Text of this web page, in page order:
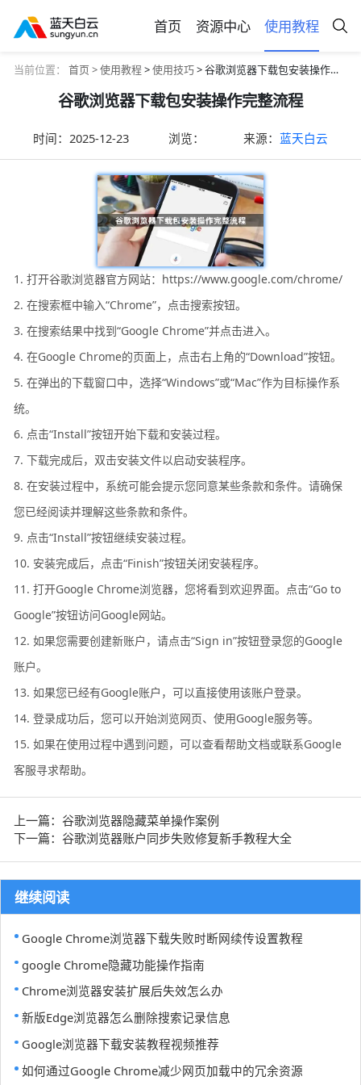
首页 资源中心 使用教程
当前位置： 首页 >使用教程>使用技巧> 谷歌浏览器下载包安装操作完整流程
谷歌浏览器下载包安装操作完整流程
时间：2025-12-23 浏览： 来源： 蓝天白云
1. 打开谷歌浏览器官方网站：https://www.google.com/chrome/
2. 在搜索框中输入“Chrome”，点击搜索按钮。
3. 在搜索结果中找到“Google Chrome”并点击进入。
4. 在Google Chrome的页面上，点击右上角的“Download”按钮。
5. 在弹出的下载窗口中，选择“Windows”或“Mac”作为目标操作系
统。
6. 点击“Install”按钮开始下载和安装过程。
7. 下载完成后，双击安装文件以启动安装程序。
8. 在安装过程中，系统可能会提示您同意某些条款和条件。请确保
您已经阅读并理解这些条款和条件。
9. 点击“Install”按钮继续安装过程。
10. 安装完成后，点击“Finish”按钮关闭安装程序。
11. 打开Google Chrome浏览器，您将看到欢迎界面。点击“Go to
Google”按钮访问Google网站。
12. 如果您需要创建新账户，请点击“Sign in”按钮登录您的Google
账户。
13. 如果您已经有Google账户，可以直接使用该账户登录。
14. 登录成功后，您可以开始浏览网页、使用Google服务等。
15. 如果在使用过程中遇到问题，可以查看帮助文档或联系Google
客服寻求帮助。
上一篇：谷歌浏览器隐藏菜单操作案例
下一篇：谷歌浏览器账户同步失败修复新手教程大全
继续阅读
Google Chrome浏览器下载失败时断网续传设置教程
google Chrome隐藏功能操作指南
Chrome浏览器安装扩展后失效怎么办
新版Edge浏览器怎么删除搜索记录信息
Google浏览器下载安装教程视频推荐
如何通过Google Chrome减少网页加载中的冗余资源